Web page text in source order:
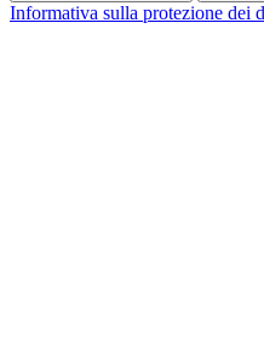
Informativa sulla protezione dei